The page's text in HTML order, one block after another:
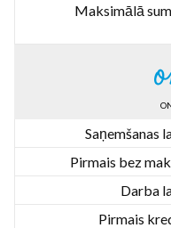
Maksimālā
Saņemšanas
Pirmais bez
Darba
Pirmais